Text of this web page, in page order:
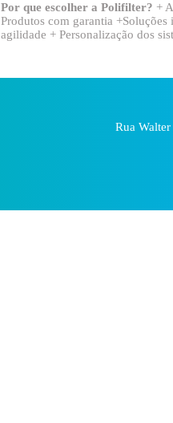
Por que escolher a Polifilter? +
Produtos com garantia
agilidade + Personalização dos
Rua